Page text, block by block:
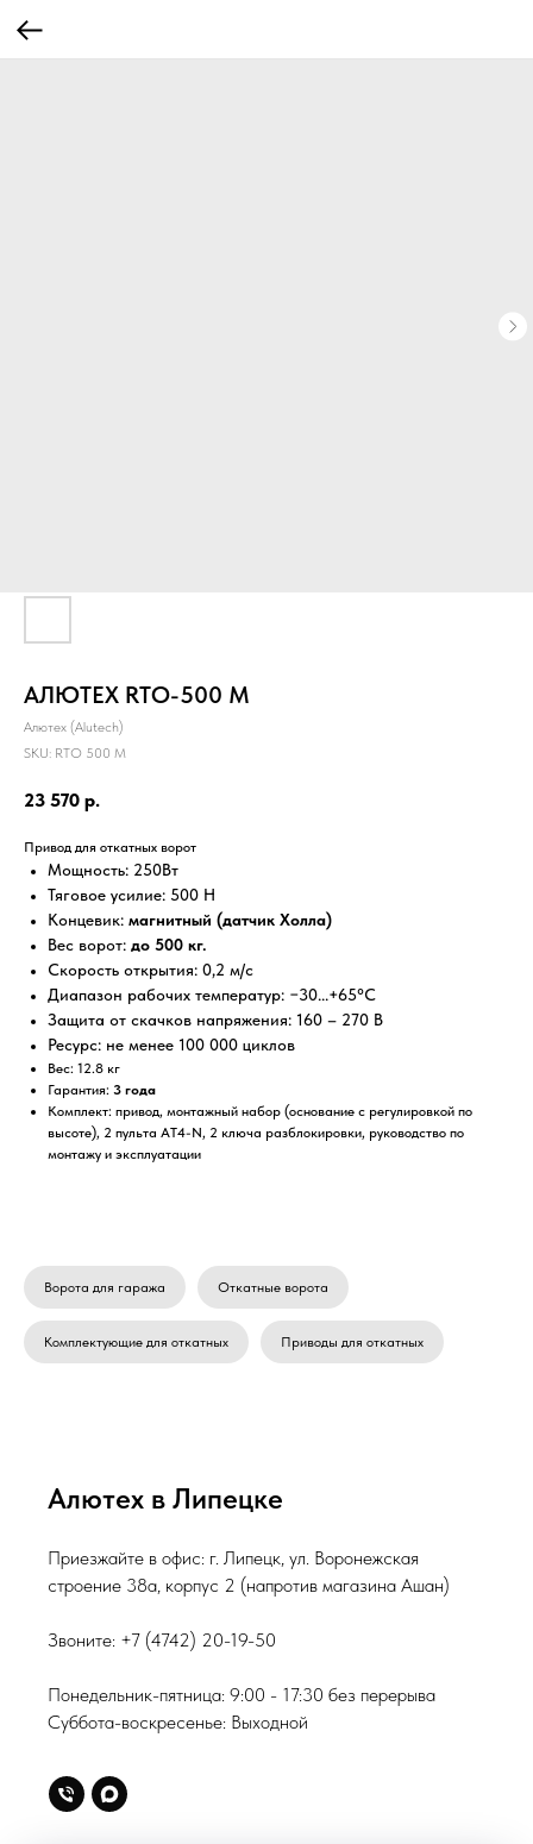
АЛЮТЕХ RTO-500 М
Алютех (Alutech)
SKU: RTO 500 М
23 570 р.
Привод для откатных ворот
Мощность: 250Вт
Тяговое усилие: 500 Н
Концевик: магнитный (датчик Холла)
Вес ворот: до 500 кг.
Скорость открытия: 0,2 м/с
Диапазон рабочих температур: −30...+65°С
Защита от скачков напряжения: 160 – 270 В
Ресурс: не менее 100 000 циклов
Вес: 12.8 кг
Гарантия: 3 года
Комплект: привод, монтажный набор (основание с регулировкой по
высоте), 2 пульта AT4-N, 2 ключа разблокировки, руководство по
монтажу и эксплуатации
Ворота для гаража Откатные ворота
Комплектующие для откатных Приводы для откатных
Алютех в Липецке
Приезжайте в офис: г. Липецк, ул. Воронежская
строение 38а, корпус 2 (напротив магазина Ашан)
Звоните: +7 (4742) 20-19-50
Понедельник-пятница: 9:00 - 17:30 без перерыва
Суббота-воскресенье: Выходной